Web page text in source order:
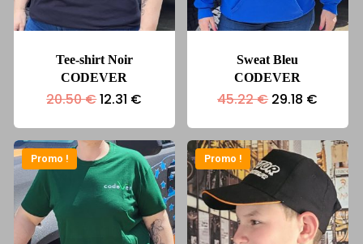
Tee-shirt Noir
CODEVER
20.50€Le
initial
était :
20.50 €.
12.31 €
actuel
est :
12.31 €.
Sweat Bleu
CODEVER
45.22€ Le
initial
était :
45.22 €.
29.18 €
actuel
est :
29.18
Promo ! Promo !